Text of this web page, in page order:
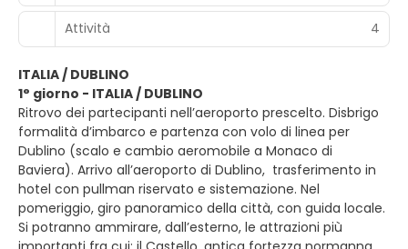
Attività 4
ITALIA / DUBLINO
1° giorno - ITALIA / DUBLINO
Ritrovo dei partecipanti nell’aeroporto prescelto. Disbrigo
formalità d’imbarco e partenza con volo di linea per
Dublino (scalo e cambio aeromobile a Monaco di
Baviera). Arrivo all’aeroporto di Dublino, trasferimento in
hotel con pullman riservato e sistemazione. Nel
pomeriggio, giro panoramico della città, con guida locale.
Si potranno ammirare, dall’esterno, le attrazioni più